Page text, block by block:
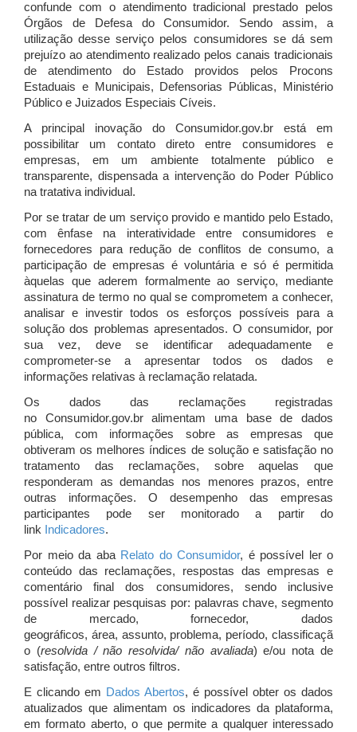
confunde com o atendimento tradicional prestado pelos
Órgãos de Defesa do Consumidor. Sendo assim, a
utilização desse serviço pelos consumidores se dá sem
prejuízo ao atendimento realizado pelos canais tradicionais
de atendimento do Estado providos pelos Procons
Estaduais e Municipais, Defensorias Públicas, Ministério
Público e Juizados Especiais Cíveis.
A principal inovação do Consumidor.gov.br está em
possibilitar um contato direto entre consumidores e
empresas, em um ambiente totalmente público e
transparente, dispensada a intervenção do Poder Público
na tratativa individual.
Por se tratar de um serviço provido e mantido pelo Estado,
com ênfase na interatividade entre consumidores e
fornecedores para redução de conflitos de consumo, a
participação de empresas é voluntária e só é permitida
àquelas que aderem formalmente ao serviço, mediante
assinatura de termo no qual se comprometem a conhecer,
analisar e investir todos os esforços possíveis para a
solução dos problemas apresentados. O consumidor, por
sua vez, deve se identificar adequadamente e
comprometer-se a apresentar todos os dados e
informações relativas à reclamação relatada.
Os dados das reclamações registradas
no Consumidor.gov.br alimentam uma base de dados
pública, com informações sobre as empresas que
obtiveram os melhores índices de solução e satisfação no
tratamento das reclamações, sobre aquelas que
responderam as demandas nos menores prazos, entre
outras informações. O desempenho das empresas
participantes pode ser monitorado a partir do
link Indicadores.
Por meio da aba Relato do Consumidor, é possível ler o
conteúdo das reclamações, respostas das empresas e
comentário final dos consumidores, sendo inclusive
possível realizar pesquisas por: palavras chave, segmento
de mercado, fornecedor, dados
geográficos, área, assunto, problema, período, classificaçã
o (resolvida / não resolvida/ não avaliada) e/ou nota de
satisfação, entre outros filtros.
E clicando em Dados Abertos, é possível obter os dados
atualizados que alimentam os indicadores da plataforma,
em formato aberto, o que permite a qualquer interessado